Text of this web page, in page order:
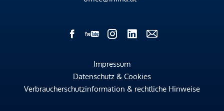
Impressum
Datenschutz & Cookies
Verbraucherschutzinformation & rechtliche Hinweise